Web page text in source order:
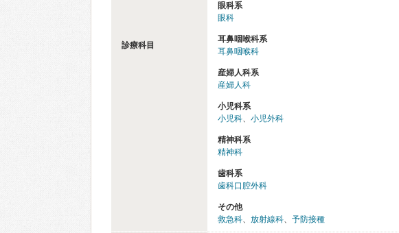
診療科目
眼科系
眼科
耳鼻咽喉科系
耳鼻咽喉科
産婦人科系
産婦人科
小児科系
小児科、 小児外科
精神科系
精神科
歯科系
歯科口腔外科
その他
救急科、 放射線科、 予防接種